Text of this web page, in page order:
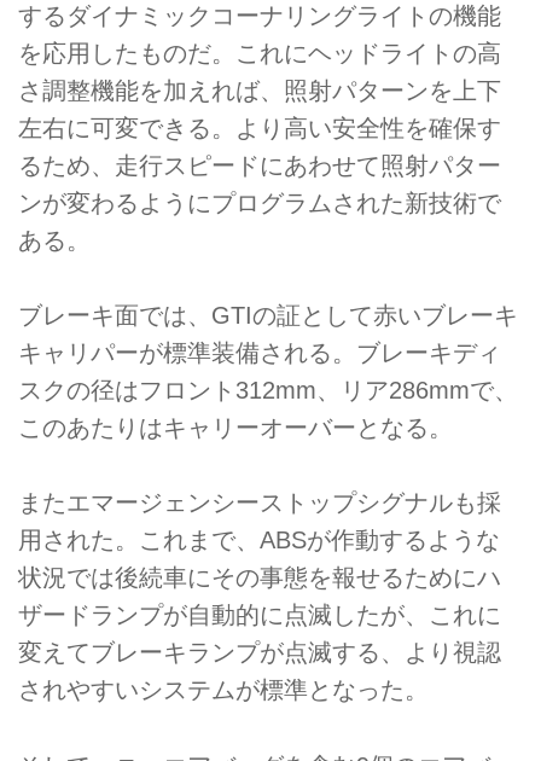
するダイナミックコーナリングライトの機能
を応用したものだ。これにヘッドライトの高
さ調整機能を加えれば、照射パターンを上下
左右に可変できる。より高い安全性を確保す
るため、走行スピードにあわせて照射パター
ンが変わるようにプログラムされた新技術で
ある。
ブレーキ面では、GTIの証として赤いブレーキ
キャリパーが標準装備される。ブレーキディ
スクの径はフロント312mm、リア286mmで、
このあたりはキャリーオーバーとなる。
またエマージェンシーストップシグナルも採
用された。これまで、ABSが作動するような
状況では後続車にその事態を報せるためにハ
ザードランプが自動的に点滅したが、これに
変えてブレーキランプが点滅する、より視認
されやすいシステムが標準となった。